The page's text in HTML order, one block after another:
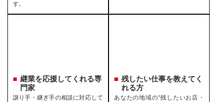
す。
継業を応援してくれる専
門家
譲り手・継ぎ手の相談に対応して
残したい仕事を教えてく
れる方
あなたの地域の“残したいお店・